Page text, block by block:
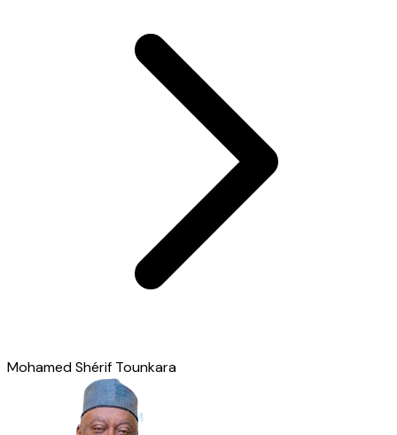
Mohamed Shérif Tounkara